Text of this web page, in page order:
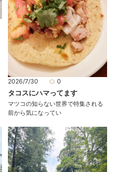
2026/7/30 0
タコスにハマってます
マツコの知らない世界で特集される
前から気になってい